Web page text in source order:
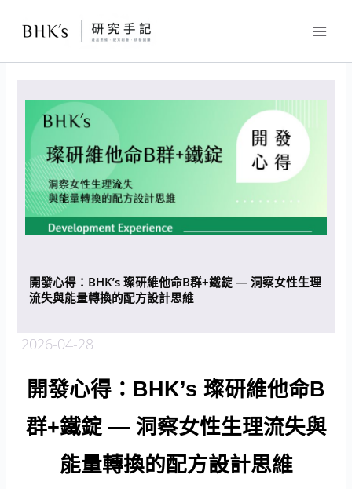
要
開發心得：BHK’s 璨研維他命B群+鐵錠 — 洞察女性生理
流失與能量轉換的配方設計思維
2026-04-28
開發心得：BHK’s 璨研維他命B
群+鐵錠 — 洞察女性生理流失與
能量轉換的配方設計思維